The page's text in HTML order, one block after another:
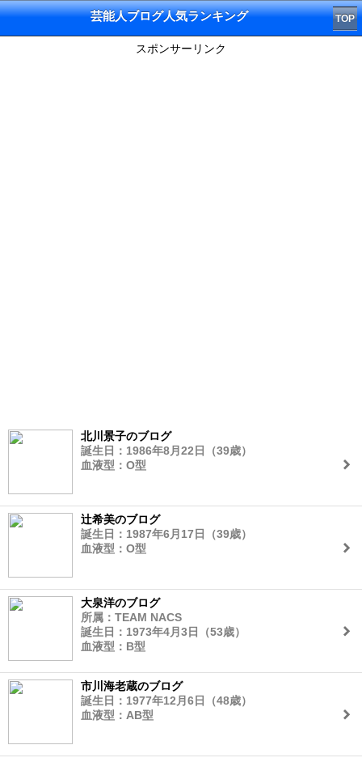
芸能人ブログ人気ランキング TOP
スポンサーリンク
北川景子のブログ
誕生日：1986年8月22日（39歳）
血液型：O型
辻希美のブログ
誕生日：1987年6月17日（39歳）
血液型：O型
大泉洋のブログ
所属：TEAM NACS
誕生日：1973年4月3日（53歳）
血液型：B型
市川海老蔵のブログ
誕生日：1977年12月6日（48歳）
血液型：AB型